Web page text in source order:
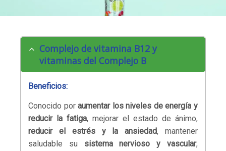
Complejo de vitamina B12 y
vitaminas del Complejo B
Beneficios:
Conocido poraumentar los niveles de energía y
reducir la fatiga, mejorar el estado de ánimo,
reducir el estrés y la ansiedad, mantener
saludable su sistema nervioso y vascular,